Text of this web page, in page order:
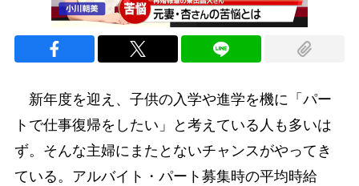
新年度を迎え、子供の入学や進学を機に「パー
トで仕事復帰をしたい」と考えている人も多いは
ず。そんな主婦にまたとないチャンスがやってき
ている。アルバイト・パート募集時の平均時給